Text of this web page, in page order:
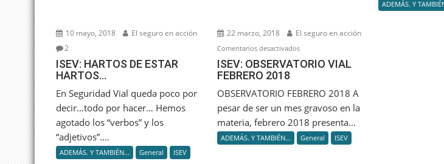
10 mayo, 2018
El seguro en acción
2
ISEV: HARTOS DE ESTAR
HARTOS…
En Seguridad Vial queda poco por
decir…todo por hacer… Hemos
agotado los “verbos” y los
“adjetivos”....
ADEMÁS. Y TAMBIÉN... General ISEV
22 marzo, 2018 El seguro en acción
Comentarios desactivadosen
ISEV:
2018
ISEV: OBSERVATORIO VIAL
FEBRERO 2018
OBSERVATORIO FEBRERO 2018 A
pesar de ser un mes gravoso en la
materia, febrero 2018 presenta...
ADEMÁS. Y TAMBIÉN... General ISEV
ADEMÁS. Y